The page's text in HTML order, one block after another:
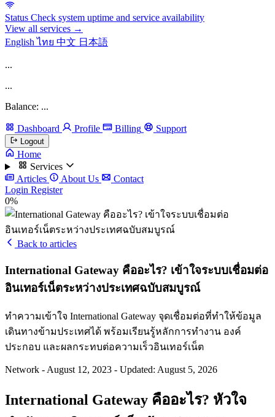
Status Check system uptime and service availability
View all services →
Englishไทย 中文 日本語
...
...
Balance: ...
Dashboard Profile Billing Support
Logout
Home
Services
Articles
About Us
Contact
Login Register
0%
Back to articles
International Gateway คืออะไร? เข้าใจระบบเชื่อมต่อ
อินเทอร์เน็ตระหว่างประเทศฉบับสมบูรณ์
ทำความเข้าใจ International Gateway จุดเชื่อมต่อที่ทำให้ข้อมูล
เดินทางข้ามประเทศได้ พร้อมเรียนรู้หลักการทำงาน องค์
ประกอบ และผลกระทบต่อความเร็วอินเทอร์เน็ต
Network - August 12, 2023 - Updated: August 5, 2026
International Gateway คืออะไร? หัวใจ